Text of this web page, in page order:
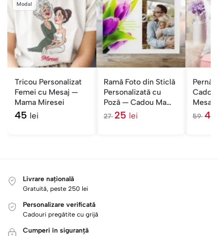
Modal
Tricou Personalizat
Femei cu Mesaj —
Mama Miresei
45 lei
Ramă Foto din Sticlă
Personalizată cu
Poză — Cadou Mama
cu Mesaj
2725 lei
Pernă
Cadou
Mesaj
59
Livrare națională
Gratuită, peste 250 lei
Personalizare verificată
Cadouri pregătite cu grijă
Cumperi în siguranță